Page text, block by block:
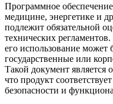
Программное
медицине, энергетике и
подлежит обязательной
технических
его использование может
государственные или
Такой документ является
что продукт
безопасности и